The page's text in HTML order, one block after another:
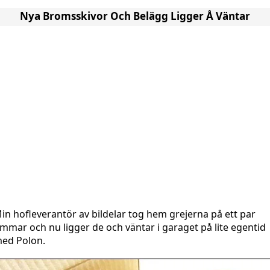
Nya Bromsskivor Och Belägg Ligger Å Väntar
hofleverantör av bildelar tog hem grejerna på ett par
och nu ligger de och väntar i garaget på lite egentid
Polon.